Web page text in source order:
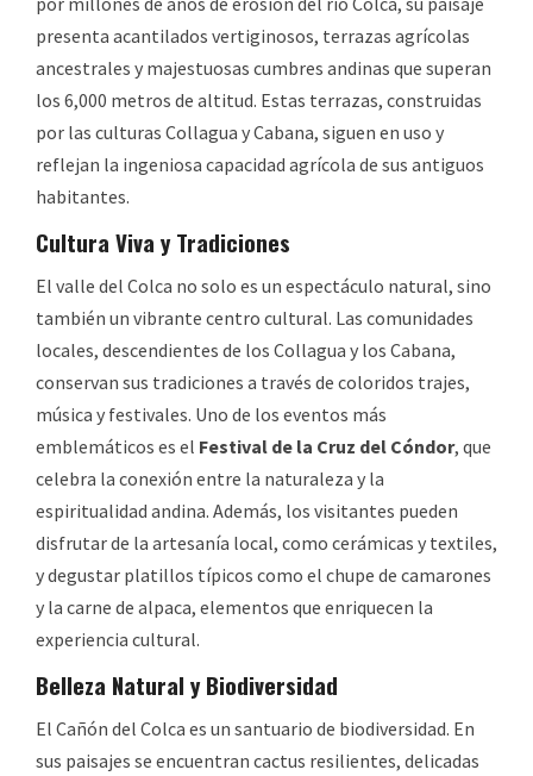
presenta acantilados vertiginosos, terrazas agrícolas
ancestrales y majestuosas cumbres andinas que superan
los 6,000 metros de altitud. Estas terrazas, construidas
por las culturas Collagua y Cabana, siguen en uso y
reflejan la ingeniosa capacidad agrícola de sus antiguos
habitantes.
Cultura Viva y Tradiciones
El valle del Colca no solo es un espectáculo natural, sino
también un vibrante centro cultural. Las comunidades
locales, descendientes de los Collagua y los Cabana,
conservan sus tradiciones a través de coloridos trajes,
música y festivales. Uno de los eventos más
emblemáticos es el Festival de la Cruz del Cóndor, que
celebra la conexión entre la naturaleza y la
espiritualidad andina. Además, los visitantes pueden
disfrutar de la artesanía local, como cerámicas y textiles,
y degustar platillos típicos como el chupe de camarones
y la carne de alpaca, elementos que enriquecen la
experiencia cultural.
Belleza Natural y Biodiversidad
El Cañón del Colca es un santuario de biodiversidad. En
sus paisajes se encuentran cactus resilientes, delicadas